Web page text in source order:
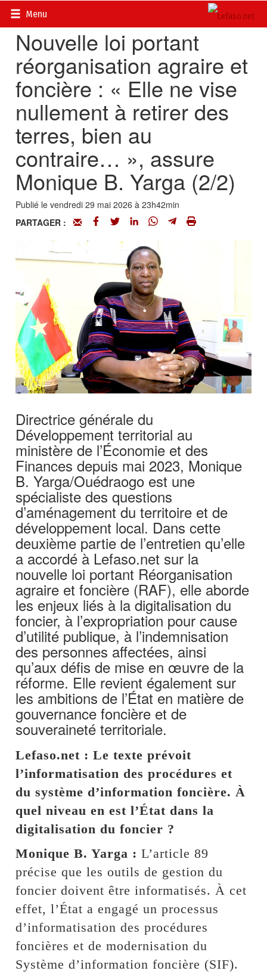
Menu
Accueil>
Nouvelle loi portant
réorganisation agraire et
foncière : « Elle ne vise
nullement à retirer des
terres, bien au
contraire… », assure
Monique B. Yarga (2/2)
Publié le vendredi 29 mai 2026 à 23h42min
PARTAGER :
Directrice générale du
Développement territorial au
ministère de l’Économie et des
Finances depuis mai 2023, Monique
B. Yarga/Ouédraogo est une
spécialiste des questions
d’aménagement du territoire et de
développement local. Dans cette
deuxième partie de l’entretien qu’elle
a accordé à Lefaso.net sur la
nouvelle loi portant Réorganisation
agraire et foncière (RAF), elle aborde
les enjeux liés à la digitalisation du
foncier, à l’expropriation pour cause
d’utilité publique, à l’indemnisation
des personnes affectées, ainsi
qu’aux défis de mise en œuvre de la
réforme. Elle revient également sur
les ambitions de l’État en matière de
gouvernance foncière et de
souveraineté territoriale.
Lefaso.net : Le texte prévoit
l’informatisation des procédures et
du système d’information foncière. À
quel niveau en est l’État dans la
digitalisation du foncier ?
Monique B. Yarga : L’article 89
précise que les outils de gestion du
foncier doivent être informatisés. À cet
effet, l’État a engagé un processus
d’informatisation des procédures
foncières et de modernisation du
Système d’information foncière (SIF).